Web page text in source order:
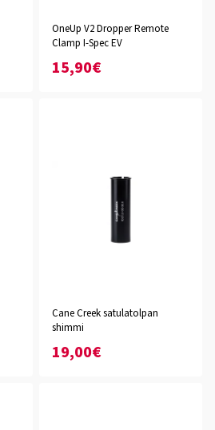
OneUp V2 Dropper Remote
Clamp I-Spec EV
15,90€
Cane Creek satulatolpan
shimmi
19,00€